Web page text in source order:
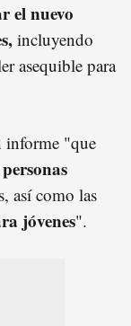
el nuevo
incluyendo
asequible para
informe "que
así como las
jóvenes".